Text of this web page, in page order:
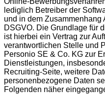
lediglich Betreiber der
und in dem Zusammenhang
DSGVO. Die Grundlage für
ist hierbei ein Vertrag zur
verantwortlichen Stelle und
Personio SE & Co. KG zur
Dienstleistungen,
Recruiting-Seite, weitere
personenbezogene Daten
Folgenden näher